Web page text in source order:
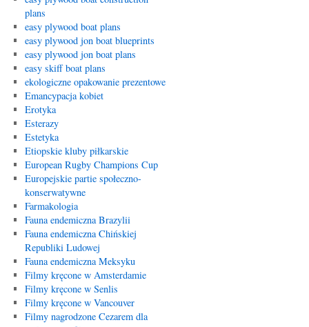
plans
easy plywood boat plans
easy plywood jon boat blueprints
easy plywood jon boat plans
easy skiff boat plans
ekologiczne opakowanie prezentowe
Emancypacja kobiet
Erotyka
Esterazy
Estetyka
Etiopskie kluby piłkarskie
European Rugby Champions Cup
Europejskie partie społeczno-
konserwatywne
Farmakologia
Fauna endemiczna Brazylii
Fauna endemiczna Chińskiej
Republiki Ludowej
Fauna endemiczna Meksyku
Filmy kręcone w Amsterdamie
Filmy kręcone w Senlis
Filmy kręcone w Vancouver
Filmy nagrodzone Cezarem dla